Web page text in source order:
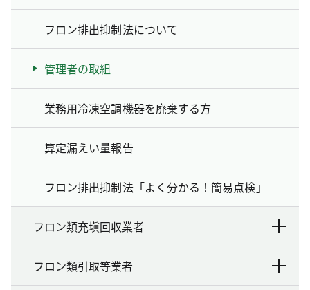
フロン排出抑制法について
管理者の取組
業務用冷凍空調機器を廃棄する方
算定漏えい量報告
フロン排出抑制法「よく分かる！簡易点検」
フロン類充塡回収業者
フロン類引取等業者